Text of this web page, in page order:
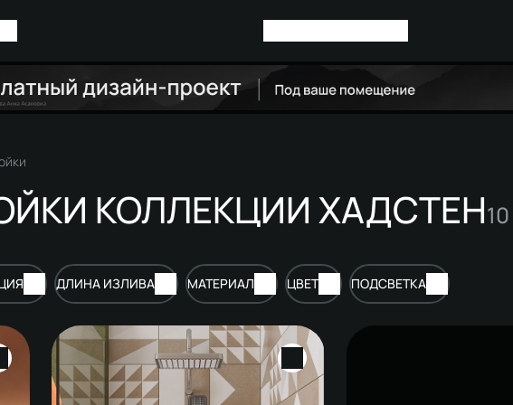
КОЛЛЕКЦИИ ХАДСТЕН10
ДЛИНА ИЗЛИВА МАТЕРИАЛ ЦВЕТ ПОДСВЕТКА